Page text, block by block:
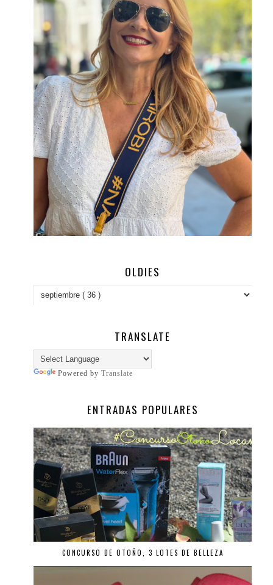
OLDIES
TRANSLATE
Powered by Translate
ENTRADAS POPULARES
CONCURSO DE OTOÑO, 3 LOTES DE BELLEZA